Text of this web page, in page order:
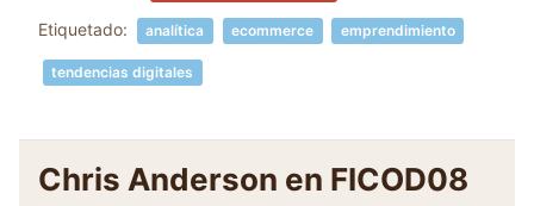
Etiquetado: analítica ecommerce emprendimiento
tendencias digitales
Chris Anderson en FICOD08